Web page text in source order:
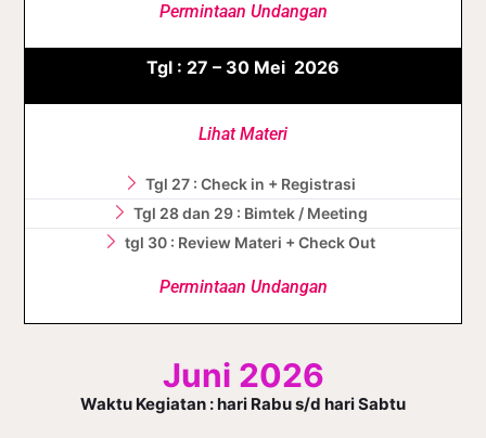
Permintaan Undangan
Tgl : 27 – 30 Mei 2026
Lihat Materi
Tgl 27 : Check in + Registrasi
Tgl 28 dan 29 : Bimtek / Meeting
tgl 30 : Review Materi + Check Out
Permintaan Undangan
Juni 2026
Waktu Kegiatan : hari Rabu s/d hari Sabtu